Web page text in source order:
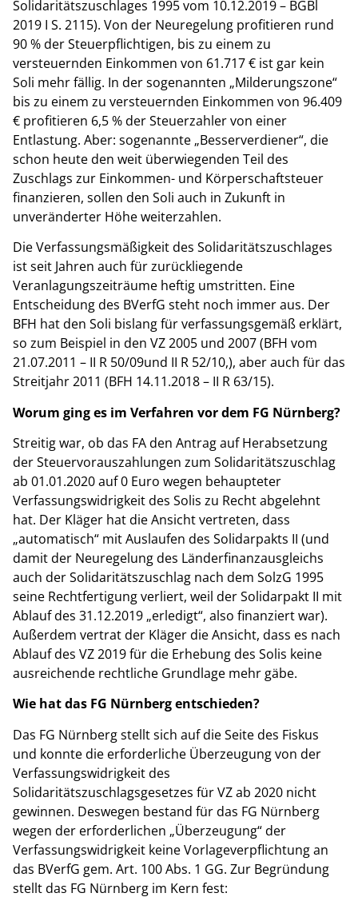
Solidaritätszuschlages 1995 vom 10.12.2019 – BGBl
2019 I S. 2115). Von der Neuregelung profitieren rund
90 % der Steuerpflichtigen, bis zu einem zu
versteuernden Einkommen von 61.717 € ist gar kein
Soli mehr fällig. In der sogenannten „Milderungszone“
bis zu einem zu versteuernden Einkommen von 96.409
€ profitieren 6,5 % der Steuerzahler von einer
Entlastung. Aber: sogenannte „Besserverdiener“, die
schon heute den weit überwiegenden Teil des
Zuschlags zur Einkommen- und Körperschaftsteuer
finanzieren, sollen den Soli auch in Zukunft in
unveränderter Höhe weiterzahlen.
Die Verfassungsmäßigkeit des Solidaritätszuschlages
ist seit Jahren auch für zurückliegende
Veranlagungszeiträume heftig umstritten. Eine
Entscheidung des BVerfG steht noch immer aus. Der
BFH hat den Soli bislang für verfassungsgemäß erklärt,
so zum Beispiel in den VZ 2005 und 2007 (BFH vom
21.07.2011 – II R 50/09und II R 52/10,), aber auch für das
Streitjahr 2011 (BFH 14.11.2018 – II R 63/15).
Worum ging es im Verfahren vor dem FG Nürnberg?
Streitig war, ob das FA den Antrag auf Herabsetzung
der Steuervorauszahlungen zum Solidaritätszuschlag
ab 01.01.2020 auf 0 Euro wegen behaupteter
Verfassungswidrigkeit des Solis zu Recht abgelehnt
hat. Der Kläger hat die Ansicht vertreten, dass
„automatisch“ mit Auslaufen des Solidarpakts II (und
damit der Neuregelung des Länderfinanzausgleichs
auch der Solidaritätszuschlag nach dem SolzG 1995
seine Rechtfertigung verliert, weil der Solidarpakt II mit
Ablauf des 31.12.2019 „erledigt“, also finanziert war).
Außerdem vertrat der Kläger die Ansicht, dass es nach
Ablauf des VZ 2019 für die Erhebung des Solis keine
ausreichende rechtliche Grundlage mehr gäbe.
Wie hat das FG Nürnberg entschieden?
Das FG Nürnberg stellt sich auf die Seite des Fiskus
und konnte die erforderliche Überzeugung von der
Verfassungswidrigkeit des
Solidaritätszuschlagsgesetzes für VZ ab 2020 nicht
gewinnen. Deswegen bestand für das FG Nürnberg
wegen der erforderlichen „Überzeugung“ der
Verfassungswidrigkeit keine Vorlageverpflichtung an
das BVerfG gem. Art. 100 Abs. 1 GG. Zur Begründung
stellt das FG Nürnberg im Kern fest: